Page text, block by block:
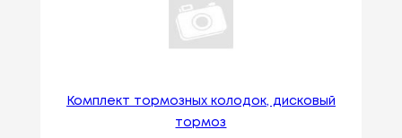
Комплект тормозных колодок, дисковый
тормоз